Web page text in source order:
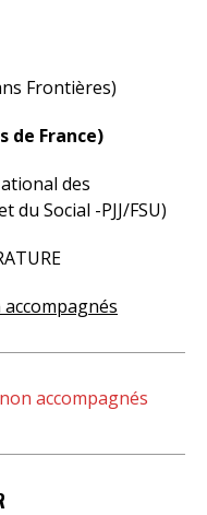
Frontières)
de France)
des
du Social -PJJ/FSU)
accompagnés